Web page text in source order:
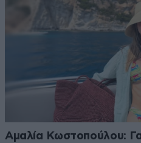
Αμαλία Κωστοπούλου: